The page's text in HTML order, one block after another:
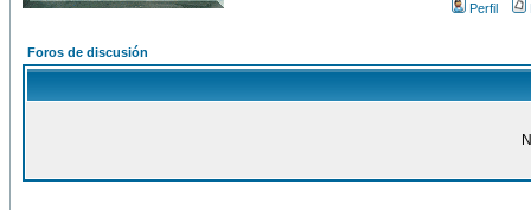
Perfil
Foros de discusión